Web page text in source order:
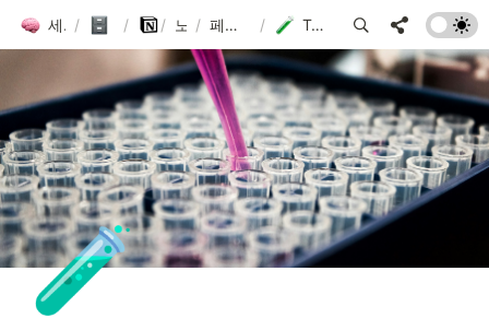
세컨드 브레인 그룹 위키/ 주제별 목차
/ 노션
/ 노션DB/ 페이지 자동 생성(매일,매주,매월 by DB Template) / Test Page _ 템플릿 자동 생성
🧪